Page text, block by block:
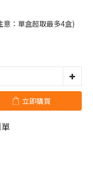
意：單盒超取最多4盒)
立即購買